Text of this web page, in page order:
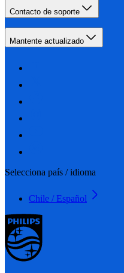
Contacto de soporte
Mantente actualizado
Selecciona país / idioma
Chile / Español